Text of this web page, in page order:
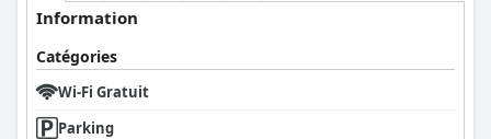
Information
Catégories
Wi-Fi Gratuit
Parking